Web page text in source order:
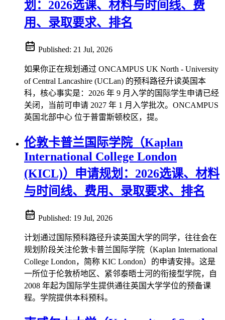
划：2026选课、材料与时间线、费
用、录取要求、排名
Published: 21 Jul, 2026
如果你正在规划通过 ONCAMPUS UK North - University
of Central Lancashire (UCLan) 的预科路径升读英国本
科，核心事实是：2026 年 9 月入学的国际学生申请已经
关闭，当前可申请 2027 年 1 月入学批次。ONCAMPUS
英国北部中心 位于普雷斯顿校区，提。
伦敦卡普兰国际学院（Kaplan
International College London
(KICL)）申请规划：2026选课、材料
与时间线、费用、录取要求、排名
Published: 19 Jul, 2026
计划通过国际预科路径升读英国大学的同学，往往会在
规划阶段关注伦敦卡普兰国际学院（Kaplan International
College London，简称 KIC London）的申请安排。这是
一所位于伦敦桥地区、紧邻泰晤士河的衔接型学院，自
2008 年起为国际学生提供通往英国大学学位的预备课
程。学院提供本科预科。